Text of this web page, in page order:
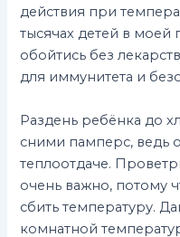
действия при
тысячах детей в моей
обойтись без
для иммунитета и
Раздень ребёнка до
сними памперс, ведь
теплоотдаче.
очень важно, потому
сбить температуру.
комнатной